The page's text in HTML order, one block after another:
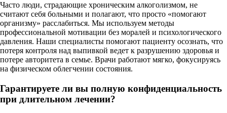
Часто люди, страдающие хроническим алкоголизмом, не
считают себя больными и полагают, что просто «помогают
организму» расслабиться. Мы используем методы
профессиональной мотивации без моралей и психологического
давления. Наши специалисты помогают пациенту осознать, что
потеря контроля над выпивкой ведет к разрушению здоровья и
потере авторитета в семье. Врачи работают мягко, фокусируясь
на физическом облегчении состояния.
Гарантируете ли вы полную конфиденциальность
при длительном лечении?